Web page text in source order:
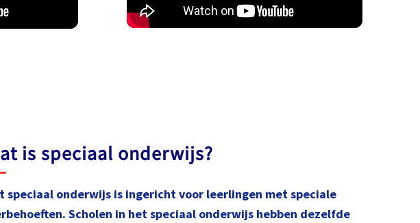
is speciaal onderwijs?
speciaal onderwijs is ingericht voor leerlingen met speciale
Scholen in het speciaal onderwijs hebben dezelfde